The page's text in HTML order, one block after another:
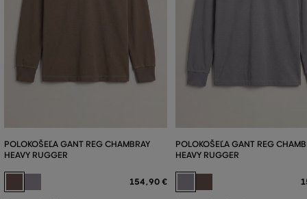
POLOKOŠEĽA GANT REG CHAMBRAY
HEAVY RUGGER
154,90 €
POLOKOŠEĽA GANT REG
HEAVY RUGGER